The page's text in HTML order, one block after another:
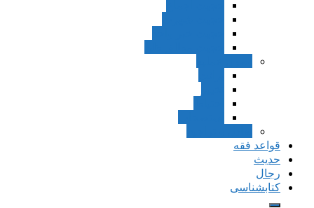
قواعد فقه
حدیث
رجال
کتابشناسی